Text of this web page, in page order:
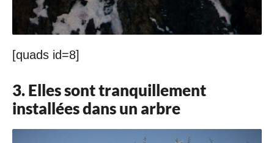
[quads id=8]
3. Elles sont tranquillement
installées dans un arbre